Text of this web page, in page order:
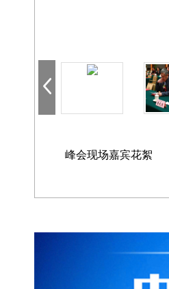
峰会现场嘉宾花絮